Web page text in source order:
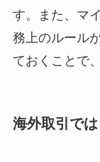
す。また、マ
務上のルール
ておくことで
海外取引で